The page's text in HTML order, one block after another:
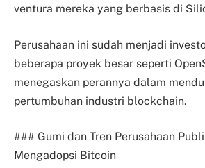
ventura mereka yang berbasis di
Perusahaan ini sudah menjadi
beberapa proyek besar seperti
menegaskan perannya dalam
pertumbuhan industri blockchain.
### Gumi dan Tren Perusahaan
Mengadopsi Bitcoin